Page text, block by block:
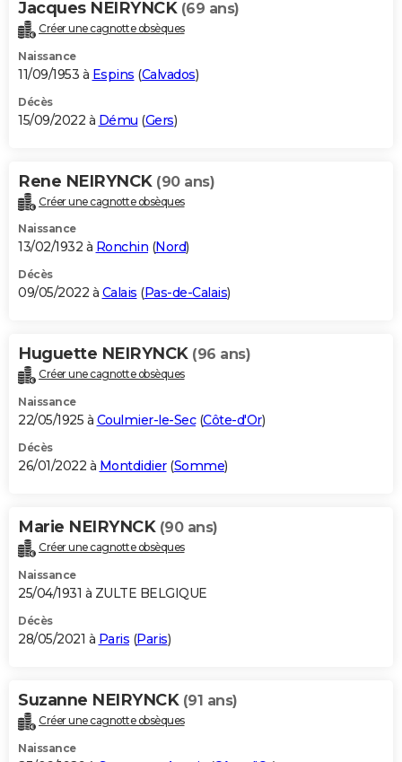
Jacques NEIRYNCK (69 ans)
Créer une cagnotte obsèques
Naissance
11/09/1953 à Espins (Calvados)
Décès
15/09/2022 à Dému (Gers)
Rene NEIRYNCK (90 ans)
Créer une cagnotte obsèques
Naissance
13/02/1932 à Ronchin (Nord)
Décès
09/05/2022 à Calais (Pas-de-Calais)
Huguette NEIRYNCK (96 ans)
Créer une cagnotte obsèques
Naissance
22/05/1925 à Coulmier-le-Sec(Côte-d'Or)
Décès
26/01/2022 à Montdidier(Somme)
Marie NEIRYNCK (90 ans)
Créer une cagnotte obsèques
Naissance
25/04/1931 à ZULTE BELGIQUE
Décès
28/05/2021 à Paris (Paris)
Suzanne NEIRYNCK (91 ans)
Créer une cagnotte obsèques
Naissance